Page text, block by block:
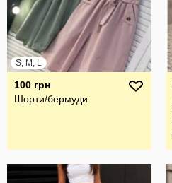
S, M, L
100 грн
Шорти/бермуди